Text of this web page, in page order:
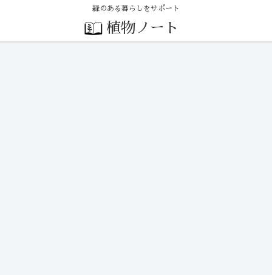
緑のある暮らしをサポート
植物ノート